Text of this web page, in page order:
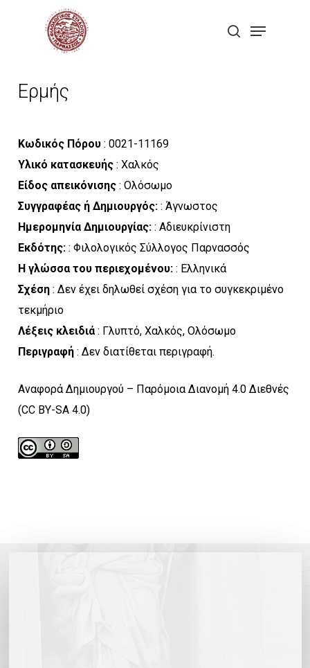
search
Menu
Ερμής
Κωδικός Πόρου: 0021-11169
Υλικό κατασκευής: Χαλκός
Είδος απεικόνισης: Ολόσωμο
Συγγραφέας ή Δημιουργός: : Άγνωστος
Ημερομηνία Δημιουργίας: : Αδιευκρίνιστη
Εκδότης: : Φιλολογικός Σύλλογος Παρνασσός
Η γλώσσα του περιεχομένου: : Ελληνικά
Σχέση: Δεν έχει δηλωθεί σχέση για το συγκεκριμένο
τεκμήριο
Λέξεις κλειδιά: Γλυπτό, Χαλκός, Ολόσωμο
Περιγραφή: Δεν διατίθεται περιγραφή.
Αναφορά Δημιουργού – Παρόμοια Διανομή 4.0 Διεθνές
(CC BY-SA 4.0)